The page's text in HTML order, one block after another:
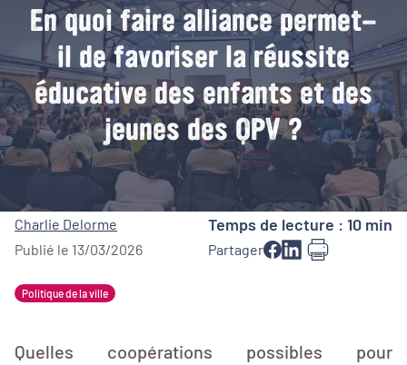
En quoi faire alliance permet-
il de favoriser la réussite
éducative des enfants et des
jeunes des QPV ?
Charlie Delorme
Publié le 13/03/2026
Temps de lecture : 10 min
Partager
Politique de la ville
Quelles coopérations possibles pour